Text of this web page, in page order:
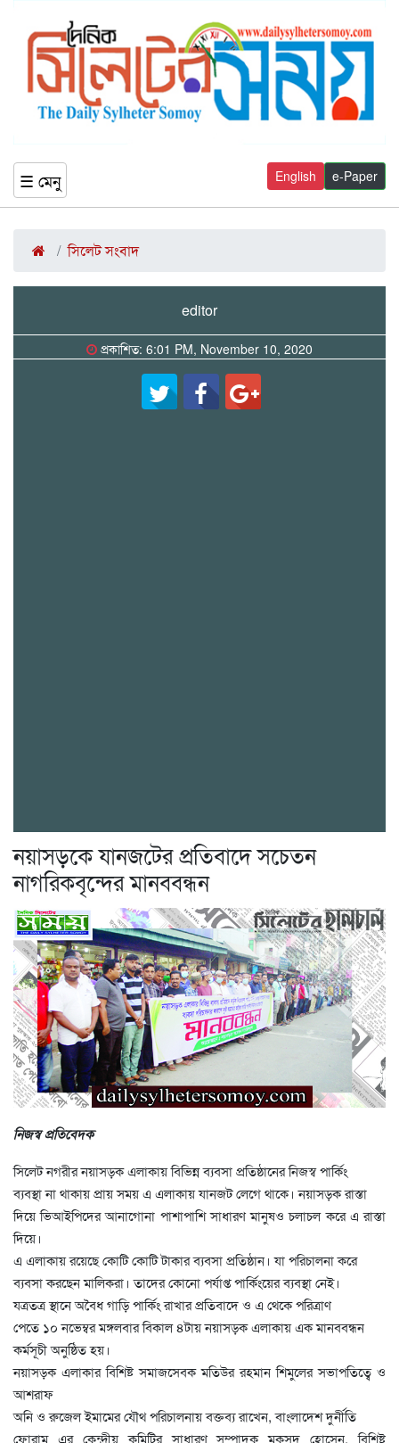
☰ মেনু e-Paper
English
সিলেট সংবাদ
editor
প্রকাশিত: 6:01 PM, November 10, 2020
নয়াসড়কে যানজটের প্রতিবাদে সচেতন
নাগরিকবৃন্দের মানববন্ধন
নিজস্ব প্রতিবেদক
সিলেট নগরীর নয়াসড়ক এলাকায় বিভিন্ন ব্যবসা প্রতিষ্ঠানের নিজস্ব পার্কিং
ব্যবস্থা না থাকায় প্রায় সময় এ এলাকায় যানজট লেগে থাকে। নয়াসড়ক রাস্তা
দিয়ে ভিআইপিদের আনাগোনা পাশাপাশি সাধারণ মানুষও চলাচল করে এ রাস্তা
দিয়ে।
এ এলাকায় রয়েছে কোটি কোটি টাকার ব্যবসা প্রতিষ্ঠান। যা পরিচালনা করে
ব্যবসা করছেন মালিকরা। তাদের কোনো পর্যাপ্ত পার্কিংয়ের ব্যবস্থা নেই।
যত্রতত্র স্থানে অবৈধ গাড়ি পার্কিং রাখার প্রতিবাদে ও এ থেকে পরিত্রাণ
পেতে ১০ নভেম্বর মঙ্গলবার বিকাল ৪টায় নয়াসড়ক এলাকায় এক মানববন্ধন
কর্মসূচী অনুষ্ঠিত হয়।
নয়াসড়ক এলাকার বিশিষ্ট সমাজসেবক মতিউর রহমান শিমুলের সভাপতিত্বে ও
আশরাফ
অনি ও রুজেল ইমামের যৌথ পরিচালনায় বক্তব্য রাখেন, বাংলাদেশ দুর্নীতি
ফোরাম এর কেন্দ্রীয় কমিটির সাধারণ সম্পাদক মকসুদ হোসেন, বিশিষ্ট